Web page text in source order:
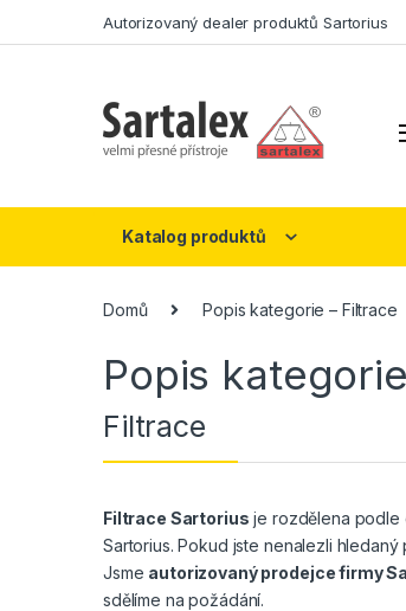
Autorizovaný dealer produktů Sartorius
Katalog produktů
Domů Popis kategorie – Filtrace
Popis
Filtrace
Filtrace Sartorius je rozdělena podle
Sartorius. Pokud jste nenalezli hledaný
Jsme autorizovaný prodejce firmy
sdělíme na požádání.